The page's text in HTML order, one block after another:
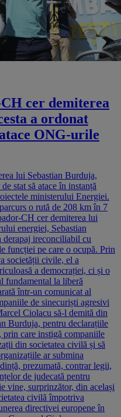
cer demiterea
a ordonat
ONG-urile
lui Sebastian Burduja,
stat să atace în instanță
ministerului Energiei.
o rută de 208 km în 7
CH cer demiterea lui
energiei, Sebastian
derapaj ireconciliabil cu
funcției pe care o ocupă. Prin
societății civile, el a
a democrației, ci și o
fundamental la liberă
într-un comunicat al
de sinecuriști agresivi
Ciolacu să-l demită din
Burduja, pentru declarațiile
care instigă companiile
din societatea civilă și să
ar submina
prezumată, contrar legii,
de judecată pentru
vine, surprinzător, din același
civilă împotriva
directivei europene în